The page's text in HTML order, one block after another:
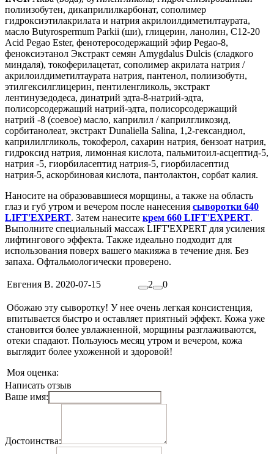
полиизобутен, дикаприлилкарбонат, сополимер
гидроксиэтилакрилата и натрия акрилоилдиметилтаурата,
масло Butyrospermum Parkii (ши), глицерин, ланолин, C12-20
Acid Pegao Ester, фенотеросодержащий эфир Pegao-8,
феноксиэтанол Экстракт семян Amygdalus Dulcis (сладкого
миндаля), токоферилацетат, сополимер акрилата натрия /
акрилоилдиметилтаурата натрия, пантенол, полиизобутн,
этилгексилглицерин, пентиленгликоль, экстракт
лентинузедодеса, динатрий эдта-8-натрий-эдта,
полисорсодержащий натрий-эдта, полисорсодержащий
натрий -8 (соевое) масло, каприлил / каприлгликозид,
сорбитанолеат, экстракт Dunaliella Salina, 1,2-гександиол,
каприлилгликоль, токоферол, сахарин натрия, бензоат натрия,
гидроксид натрия, лимонная кислота, пальмитоил-асцептид-5,
натрия -5, гиорбиласептид натрия-5, гиорбиласептид
натрия-5, аскорбиновая кислота, пантолактон, сорбат калия.
Наносите на образовавшиеся морщины, а также на область
глаз и губ утром и вечером после нанесения сыворотки 640
LIFT'EXPERT. Затем нанесите крем 660 LIFT'EXPERT.
Выполните специальный массаж LIFT'EXPERT для усиления
лифтингового эффекта. Также идеально подходит для
использования поверх вашего макияжа в течение дня. Без
запаха. Офтальмологически проверено.
Евгения В. 2020-07-15 2 0
Обожаю эту сыворотку! У нее очень легкая консистенция,
впитывается быстро и оставляет приятный эффект. Кожа уже
становится более увлажненной, морщины разглаживаются,
отеки спадают. Пользуюсь месяц утром и вечером, кожа
выглядит более ухоженной и здоровой!
Моя оценка:
Написать отзыв
Ваше имя:
Достоинства: